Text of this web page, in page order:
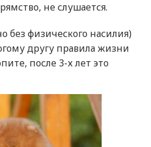
не слушается.
без физического насилия)
другу правила жизни
после 3-х лет это